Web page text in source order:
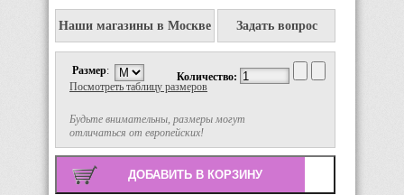
Наши магазины в Москве Задать вопрос
Размер:
Будьте внимательны, размеры могут
отличаться от европейских!
Посмотреть таблицу размеров
Количество:
Поиск